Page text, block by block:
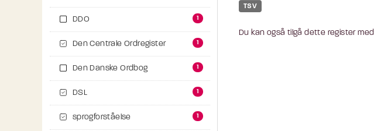
DDO 1
Den Centrale Ordregister 1
Den Danske Ordbog 1
DSL 1
sprogforståelse 1
TSV
Du kan også tilgå dette register med